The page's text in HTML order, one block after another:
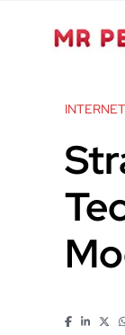
INTERNET